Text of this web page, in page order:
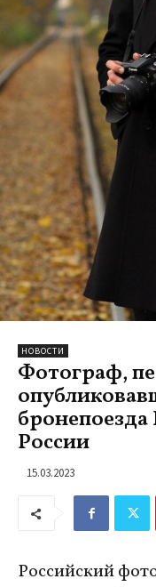
НОВОСТИ
Фотограф,
бронепоезда
России
15.03.2023
Российский